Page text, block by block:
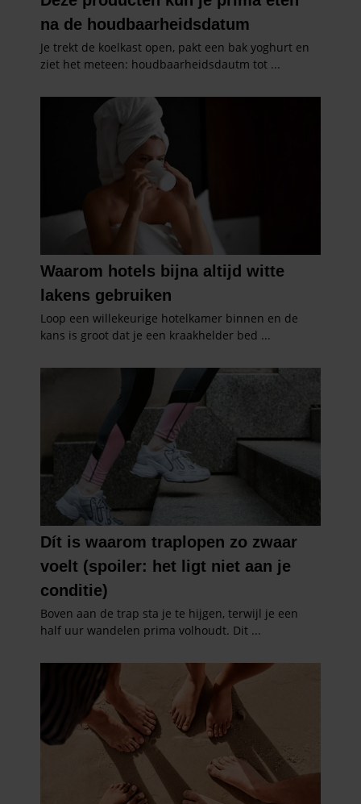
partners kunnen deze gegevens combineren met andere
verzameld op basis van uw gebruik van hun services. U